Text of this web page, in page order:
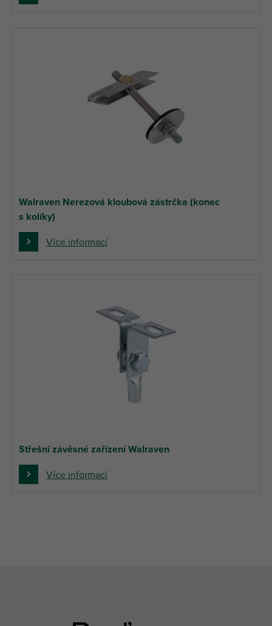
Walraven Nerezová kloubová zástrčka (konec
s kolíky)
Více informací
Střešní závěsné zařízení Walraven
Více informací